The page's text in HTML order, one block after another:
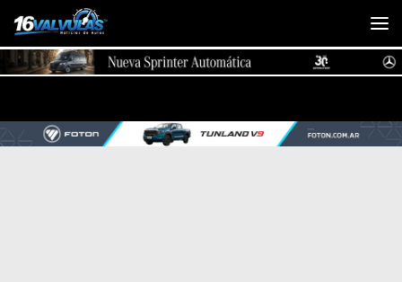
Saltar al contenido